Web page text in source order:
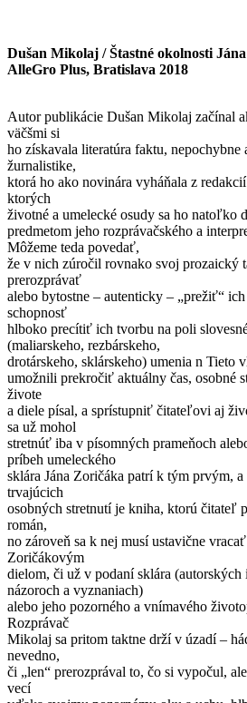
Dušan Mikolaj / Štastné okolnosti
AlleGro Plus, Bratislava 2018
Autor publikácie Dušan Mikolaj začínal
väčšmi si
ho získavala literatúra faktu, nepochybne
žurnalistike,
ktorá ho ako novinára vyháňala z
ktorých
životné a umelecké osudy sa ho natoľko
predmetom jeho rozprávačského a
Môžeme teda povedať,
že v nich zúročil rovnako svoj prozaický
prerozprávať
alebo bytostne – autenticky – „prežiť“
schopnosť
hlboko precítiť ich tvorbu na poli
(maliarskeho, rezbárskeho,
drotárskeho, sklárskeho) umenia n Tieto
umožnili prekročiť aktuálny čas, osobné
živote
a diele písal, a sprístupniť čitateľovi aj
sa už mohol
stretnúť iba v písomných prameňoch
príbeh umeleckého
sklára Jána Zoričáka patrí k tým prvým,
trvajúcich
osobných stretnutí je kniha, ktorú čitateľ
román,
no zároveň sa k nej musí ustavične
Zoričákovým
dielom, či už v podaní sklára (autorských
názoroch a vyznaniach)
alebo jeho pozorného a vnímavého
Rozprávač
Mikolaj sa pritom taktne drží v úzadí –
nevedno,
či „len“ prerozprával to, čo si vypočul,
vecí